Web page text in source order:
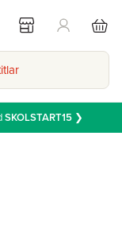
SKOLSTART15❯